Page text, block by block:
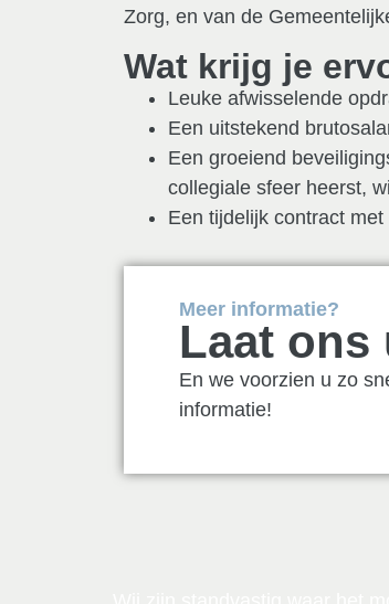
Zorg, en van de
Wat krijg je
Leuke afwisselende
Een uitstekend
Een groeiend
collegiale sfeer heerst,
Een tijdelijk contract
Meer informatie?
Laat ons
En we voorzien u zo
informatie!